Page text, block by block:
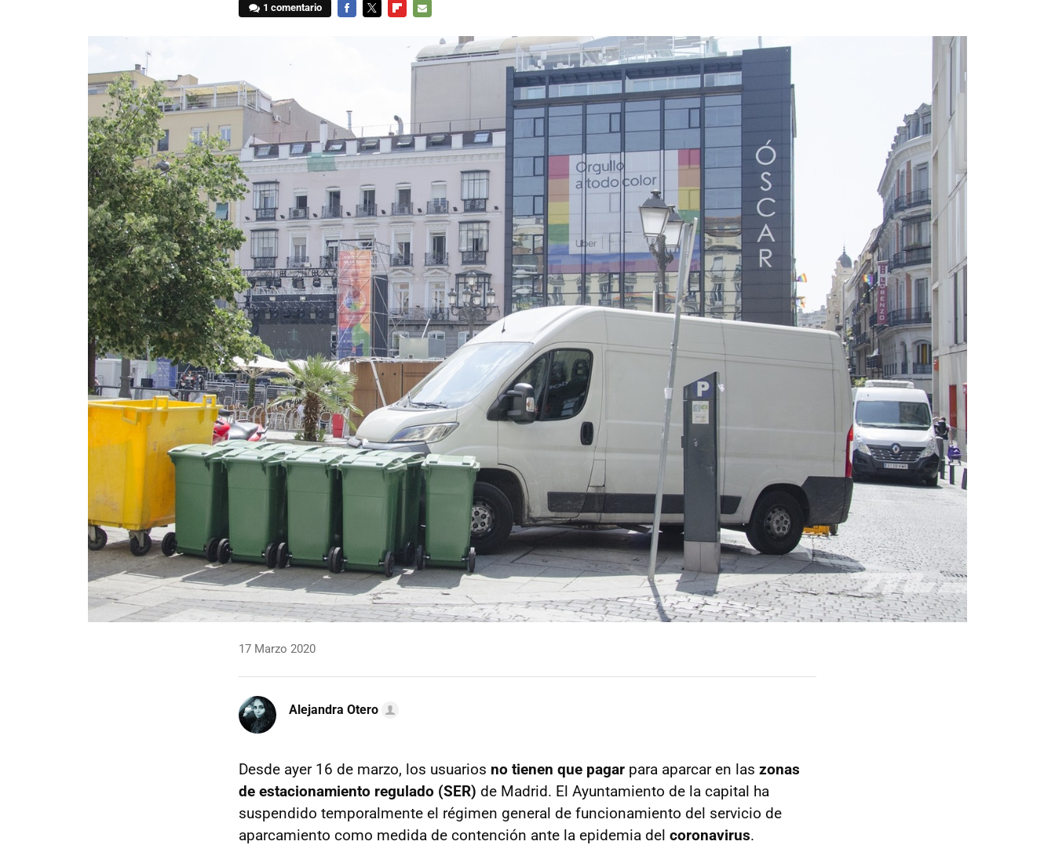
1 comentario
MAIL
17 Marzo 2020
Alejandra Otero
Desde ayer 16 de marzo, los usuarios no tienen que pagar para aparcar en las zonas
de estacionamiento regulado (SER) de Madrid. El Ayuntamiento de la capital ha
suspendido temporalmente el régimen general de funcionamiento del servicio de
aparcamiento como medida de contención ante la epidemia del coronavirus.